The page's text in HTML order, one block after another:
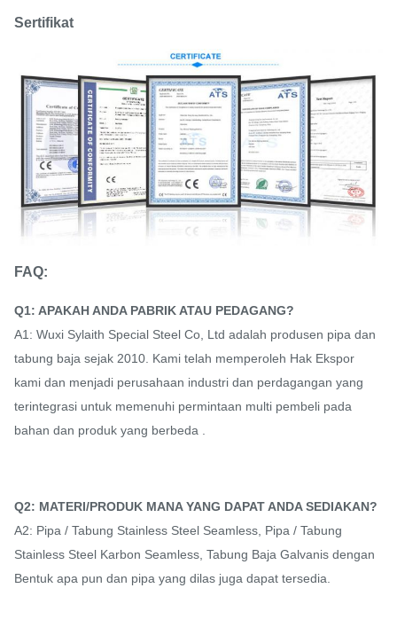
Sertifikat
FAQ:
Q1: APAKAH ANDA PABRIK ATAU PEDAGANG?
A1: Wuxi Sylaith Special Steel Co, Ltd adalah produsen pipa dan
tabung baja sejak 2010. Kami telah memperoleh Hak Ekspor
kami dan menjadi perusahaan industri dan perdagangan yang
terintegrasi untuk memenuhi permintaan multi pembeli pada
bahan dan produk yang berbeda .
Q2: MATERI/PRODUK MANA YANG DAPAT ANDA SEDIAKAN?
A2: Pipa / Tabung Stainless Steel Seamless, Pipa / Tabung
Stainless Steel Karbon Seamless, Tabung Baja Galvanis dengan
Bentuk apa pun dan pipa yang dilas juga dapat tersedia.